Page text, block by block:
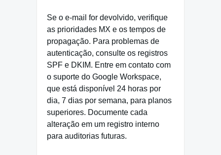
Se o e-mail for devolvido, verifique
as prioridades MX e os tempos de
propagação. Para problemas de
autenticação, consulte os registros
SPF e DKIM. Entre em contato com
o suporte do Google Workspace,
que está disponível 24 horas por
dia, 7 dias por semana, para planos
superiores. Documente cada
alteração em um registro interno
para auditorias futuras.